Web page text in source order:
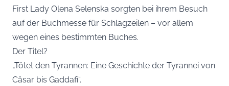
First Lady Olena Selenska sorgten bei ihrem Besuch
auf der Buchmesse für Schlagzeilen – vor allem
wegen eines bestimmten Buches.
Der Titel?
„Tötet den Tyrannen: Eine Geschichte der Tyrannei von
Cäsar bis Gaddafi“.